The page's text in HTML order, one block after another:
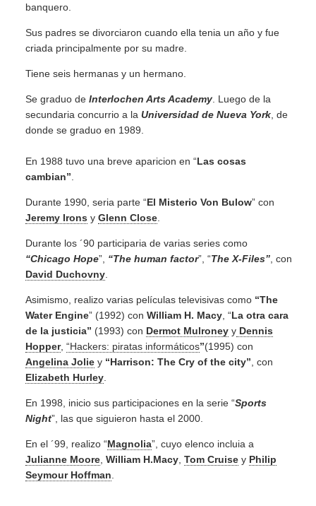
banquero.
Sus padres se divorciaron cuando ella tenia un año y fue
criada principalmente por su madre.
Tiene seis hermanas y un hermano.
Se graduo de Interlochen Arts Academy . Luego de la
secundaria concurrio a la Universidad de Nueva York , de
donde se graduo en 1989.
En 1988 tuvo una breve aparicion en “Las cosas
cambian”
Durante 1990, seria parte “El Misterio Von Bulow” con
Jeremy Irons y Glenn Close
Durante los ´90 participaria de varias series como
“Chicago Hope”, “The human factor”, “The X-Files” , con
David Duchovny
Asimismo, realizo varias películas televisivas como “The
Water Engine” (1992) con William H. Macy , “La otra cara
de la justicia” (1993) con Dermot Mulroney y Dennis
Hopper, “Hackers: piratas informáticos”(1995) con
Angelina Jolie y “Harrison: The Cry of the city” , con
Elizabeth Hurley
En 1998, inicio sus participaciones en la serie “Sports
Night”, las que siguieron hasta el 2000.
En el ´99, realizo “Magnolia”, cuyo elenco incluia a
Julianne Moore William H.Macy Tom Cruise y Philip
Seymour Hoffman